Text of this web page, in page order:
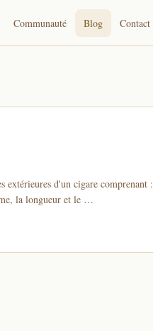
Communauté Blog Contact
extérieures d'un cigare comprenant :
la longueur et le …